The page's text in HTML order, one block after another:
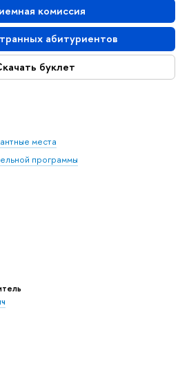
комиссия
абитуриентов
буклет
места
программы